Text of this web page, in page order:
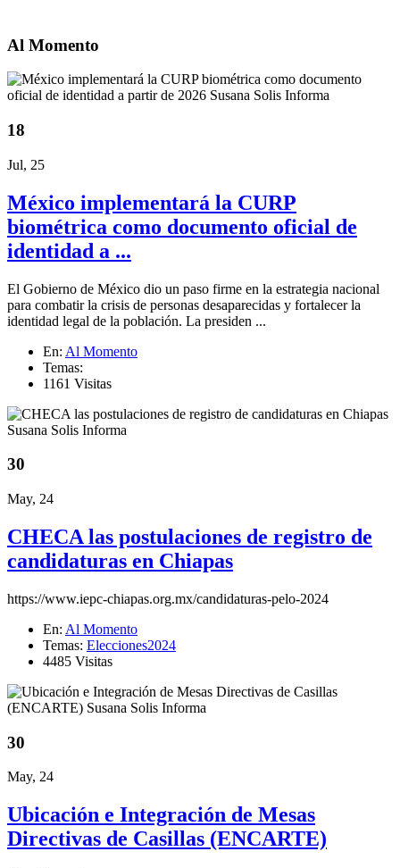
Al Momento
18
Jul, 25
México implementará la CURP
biométrica como documento oficial de
identidad a ...
El Gobierno de México dio un paso firme en la estrategia nacional
para combatir la crisis de personas desaparecidas y fortalecer la
identidad legal de la población. La presiden ...
En: Al Momento
Temas:
1161 Visitas
30
May, 24
CHECA las postulaciones de registro de
candidaturas en Chiapas
https://www.iepc-chiapas.org.mx/candidaturas-pelo-2024
En: Al Momento
Temas: Elecciones2024
4485 Visitas
30
May, 24
Ubicación e Integración de Mesas
Directivas de Casillas (ENCARTE)